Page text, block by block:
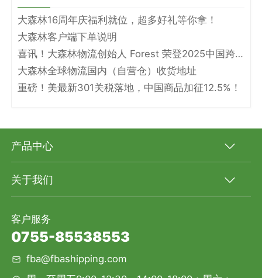
大森林16周年庆福利就位，超多好礼等你拿！
大森林客户端下单说明
喜讯！大森林物流创始人 Forest 荣登2025中国跨境电商物流名人堂！
大森林全球物流国内（自营仓）收货地址
重磅！美最新301关税落地，中国商品加征12.5%！
产品中心
关于我们
客户服务
0755-85538553
fba@fbashipping.com